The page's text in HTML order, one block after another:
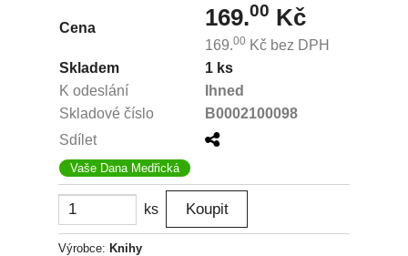
Cena 169.00 Kč
169.00 Kč bez DPH
Skladem
1 ks
K odeslání
Ihned
Skladové číslo
B0002100098
Sdílet
Vaše Dana Medřická
ks
Výrobce: Knihy